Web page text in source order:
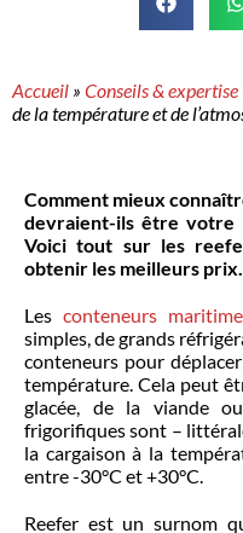
Accueil » Conseils & expertise
de la température et de
Comment mieux
devraient-ils être votre
Voici tout sur les
obtenir les meilleurs prix.
Lesconteneurs
simples, de grands
conteneurs pour
température. Cela peut
glacée, de la viande
frigorifiques sont –
la cargaison à la
entre -30°C et +30°C.
Reefer est un surnom